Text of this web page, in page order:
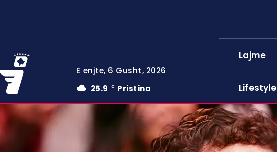
E enjte, 6 Gusht, 2026
25.9
C Pristina
Lajme
Lifestyle